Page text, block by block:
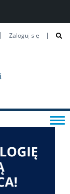
Zaloguj się